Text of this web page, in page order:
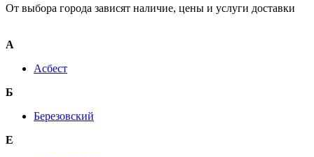
От выбора города зависят наличие, цены и услуги доставки
А
Асбест
Б
Березовский
Е